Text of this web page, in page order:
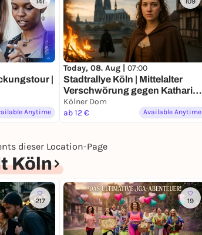
|
Anytime
Today, 08. Aug | 07:00
Stadtrallye Köln | Mittelalter
Verschwörung gegen Katharina
| Kölns Detektivtour
Kölner Dom
ab 12 €
Available Anytime
dieser Location-Page
Köln
217 19